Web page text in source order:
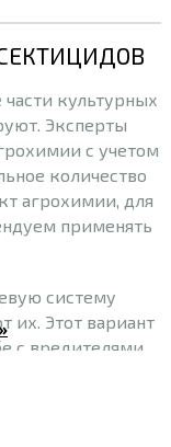
культурных
Эксперты
с учетом
количество
агрохимии, для
применять
систему
их. Этот вариант
с вредителями,